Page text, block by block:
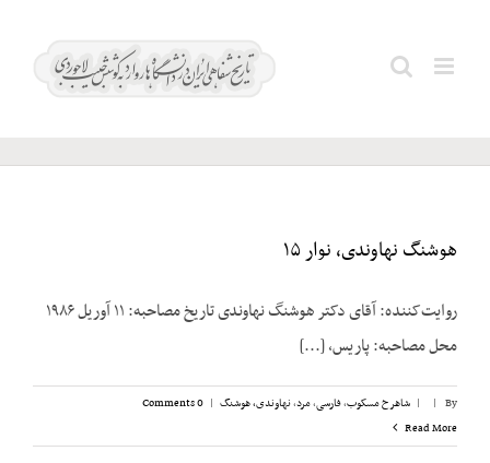
انشا؛
هوشنگ نهاوندی، نوار ۱۵
روایت‌کننده: آقای دکتر هوشنگ نهاوندی تاریخ مصاحبه: ۱۱ آوریل ۱۹۸۶
محل مصاحبه: پاریس، [...]
By
|
| شاهرخ مسکوب,فارسی,مرد,نهاوندی، هوشنگ |
0 Comments
Read More